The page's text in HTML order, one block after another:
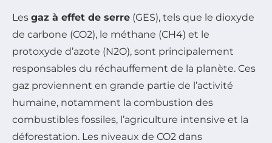
Les gaz à effet de serre (GES), tels que le dioxyde
de carbone (CO2), le méthane (CH4) et le
protoxyde d’azote (N2O), sont principalement
responsables du réchauffement de la planète. Ces
gaz proviennent en grande partie de l’activité
humaine, notamment la combustion des
combustibles fossiles, l’agriculture intensive et la
déforestation. Les niveaux de CO2 dans